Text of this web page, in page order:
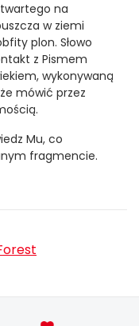
na
w ziemi
plon. Słowo
z Pismem
wykonywaną
mówić przez
Mu, co
fragmencie.